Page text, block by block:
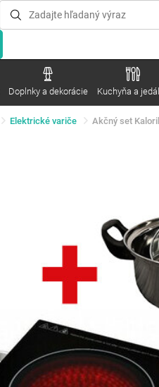
Doplnky a dekorácie Kuchyňa a
Elektrické variče Akčný set